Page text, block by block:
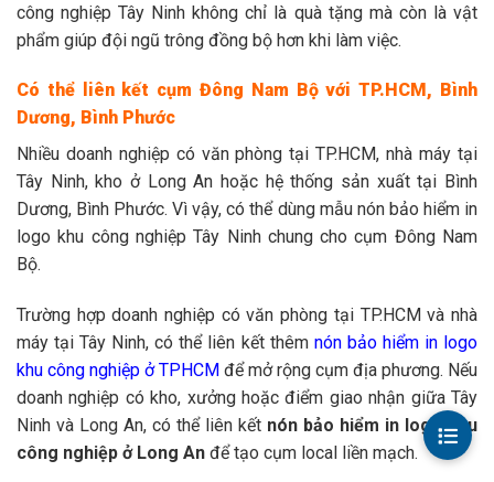
công nghiệp Tây Ninh không chỉ là quà tặng mà còn là vật
phẩm giúp đội ngũ trông đồng bộ hơn khi làm việc.
Có thể liên kết cụm Đông Nam Bộ với TP.HCM, Bình
Dương, Bình Phước
Nhiều doanh nghiệp có văn phòng tại TP.HCM, nhà máy tại
Tây Ninh, kho ở Long An hoặc hệ thống sản xuất tại Bình
Dương, Bình Phước. Vì vậy, có thể dùng mẫu nón bảo hiểm in
logo khu công nghiệp Tây Ninh chung cho cụm Đông Nam
Bộ.
Trường hợp doanh nghiệp có văn phòng tại TP.HCM và nhà
máy tại Tây Ninh, có thể liên kết thêm nón bảo hiểm in logo
khu công nghiệp ở TPHCM để mở rộng cụm địa phương. Nếu
doanh nghiệp có kho, xưởng hoặc điểm giao nhận giữa Tây
Ninh và Long An, có thể liên kết nón bảo hiểm in logo khu
công nghiệp ở Long An để tạo cụm local liền mạch.